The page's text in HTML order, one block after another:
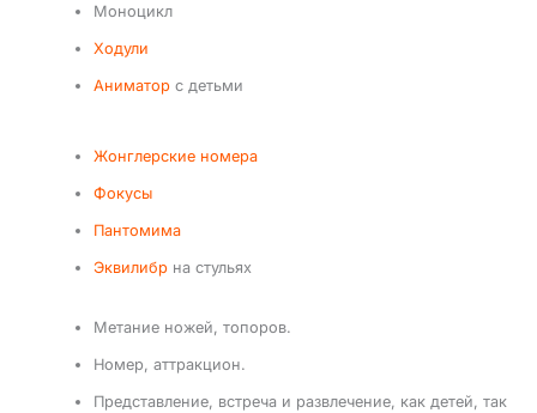
Моноцикл
Ходули
Аниматор с детьми
Жонглерские номера
Фокусы
Пантомима
Эквилибр на стульях
Метание ножей, топоров.
Номер, аттракцион.
Представление, встреча и развлечение, как детей, так